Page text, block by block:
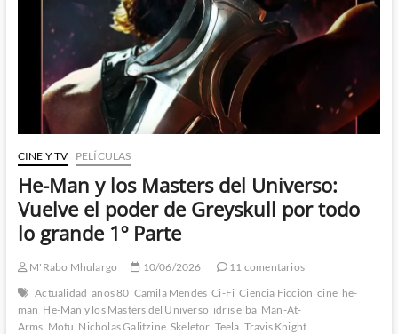
Greyskull
todo
2º
Parte
CINE Y TV PELÍCULAS
He-Man y los Masters del Universo:
Vuelve el poder de Greyskull por todo
lo grande 1º Parte
M'Rabo Mhulargo 10/06/2026
11 comentarios
Actualidad años 80 Camila Mendes Ci-Fi Ciencia Ficción cine he-
man He-Man y los Masters del Universo idris elba Man-At-
Arms Motu Nicholas Galitzine Skeletor Teela Travis Knight